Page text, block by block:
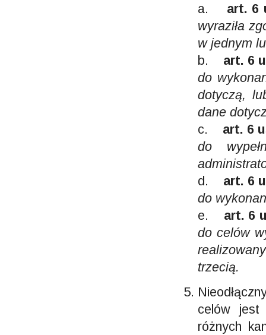
a. art. 6
wyraziła
w jednym
b. art. 6
do
dotyczą,
dane
c. art. 6
do
d. art. 6
do
e. art. 6
do celów
trzecią.
celów jest
różnych